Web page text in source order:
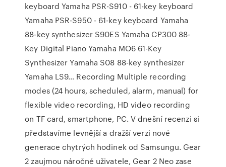
keyboard Yamaha PSR-S910 - 61-key keyboard
Yamaha PSR-S950 - 61-key keyboard Yamaha
88-key synthesizer S90ES Yamaha CP300 88-
Key Digital Piano Yamaha MO6 61-Key
Synthesizer Yamaha S08 88-key synthesizer
Yamaha LS9… Recording Multiple recording
modes (24 hours, scheduled, alarm, manual) for
flexible video recording, HD video recording
on TF card, smartphone, PC. V dnešní recenzi si
představíme levnější a dražší verzi nové
generace chytrých hodinek od Samsungu. Gear
2 zaujmou náročné uživatele, Gear 2 Neo zase